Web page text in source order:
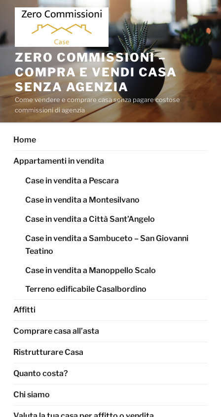
Salta
contenuto
ZERO COMMISSIONI –
COMPRA E VENDI CASA
SENZA AGENZIA
Come vendere e comprare casa senza pagare costose
commissioni di agenzia
Home
Appartamenti in vendita
Case in vendita a Pescara
Case in vendita a Montesilvano
Case in vendita a Città Sant’Angelo
Case in vendita a Sambuceto – San Giovanni
Teatino
Case in vendita a Manoppello Scalo
Terreno edificabile Casalbordino
Affitti
Comprare casa all’asta
Ristrutturare Casa
Quanto costa?
Chi siamo